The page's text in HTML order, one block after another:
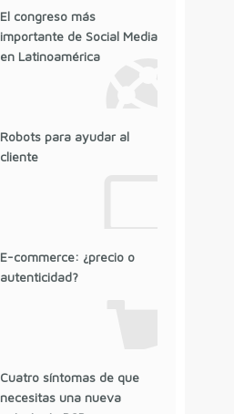
El congreso más
importante de Social Media
en Latinoamérica
Robots para ayudar al
cliente
E-commerce: ¿precio o
autenticidad?
Cuatro síntomas de que
necesitas una nueva